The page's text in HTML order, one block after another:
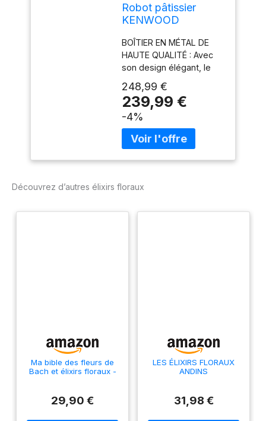
Robot pâtissier
KENWOOD
- 1000 W - 5 L
BOÎTIER EN MÉTAL DE
HAUTE QUALITÉ : Avec
son design élégant, le
une touche de brillance
dans chaque cuisine, peu
importe la couleur que
vous choisissez
PUISSANT : Avec son
même sous une forte
cuisine de Kenwood
peuvent être étendus
avec plus de 20 pièces
ACCESSOIRES INCLUS :
248,99 €
239,99 €
-4%
Découvrez d’autres élixirs floraux
Ma bible des fleurs de
Bach et élixirs floraux -
29,90 €
LES ÉLIXIRS FLORAUX
ANDINS
31,98 €